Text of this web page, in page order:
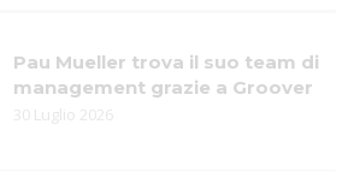
Pau Mueller trova il suo team di
management grazie a Groover
30 Luglio 2026